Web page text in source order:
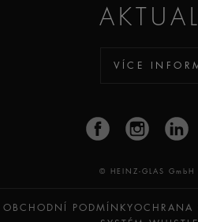
VÍCE
© HEINZ-GLAS
OBCHODNÍ PODMÍNKYOCHRANA